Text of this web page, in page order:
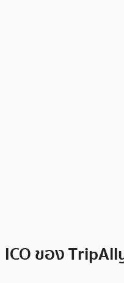
ICO ของ